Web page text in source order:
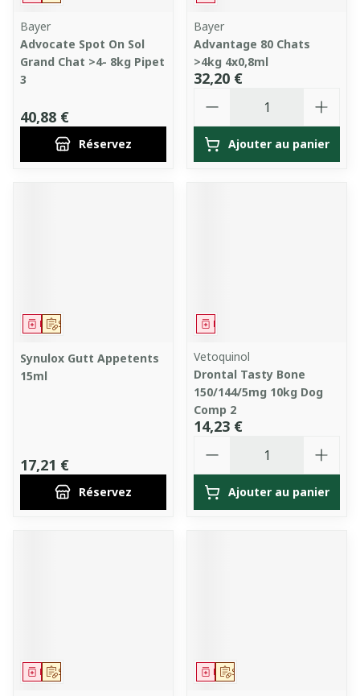
Bayer
Advocate Spot On Sol
Grand Chat >4- 8kg Pipet
3
40,88 €
Réservez
Bayer
Advantage 80 Chats
>4kg 4x0,8ml
32,20 €
Ajouter au panier
Sur prescription
Médicament
Synulox Gutt Appetents
15ml
17,21 €
Réservez
Médicament
Vetoquinol
Drontal Tasty Bone
150/144/5mg 10kg Dog
Comp 2
14,23 €
Ajouter au panier
Sur prescription
Médicament Sur prescription
Médicament